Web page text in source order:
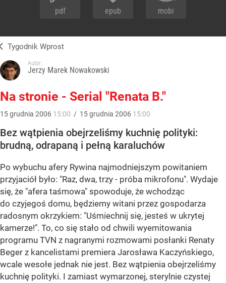
pdf epub mobi
Tygodnik Wprost
Autor:
Jerzy Marek Nowakowski
Na stronie - Serial "Renata B."
15grudnia 2006 15:00 / 15grudnia 2006 15:00
Bez wątpienia obejrzeliśmy kuchnię polityki:
brudną, odrapaną i pełną karaluchów
Po wybuchu afery Rywina najmodniejszym powitaniem
przyjaciół było: "Raz, dwa, trzy - próba mikrofonu". Wydaje
się, że "afera taśmowa" spowoduje, że wchodząc
do czyjegoś domu, będziemy witani przez gospodarza
radosnym okrzykiem: "Uśmiechnij się, jesteś w ukrytej
kamerze!". To, co się stało od chwili wyemitowania
programu TVN z nagranymi rozmowami posłanki Renaty
Beger z kancelistami premiera Jarosława Kaczyńskiego,
wcale wesołe jednak nie jest. Bez wątpienia obejrzeliśmy
kuchnię polityki. I zamiast wymarzonej, sterylnie czystej